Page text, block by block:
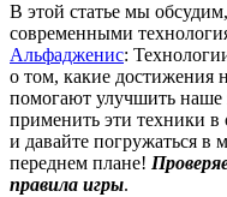
В этой статье мы
современными
Альфадженис:
о том, какие достижения
помогают улучшить наше
применить эти техники в
и давайте погружаться в
переднем плане!
правила игры.